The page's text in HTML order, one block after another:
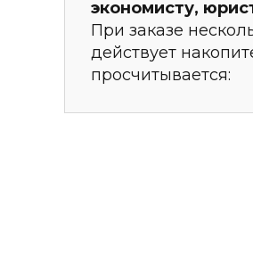
экономисту,
При заказе
действует
просчитывается: